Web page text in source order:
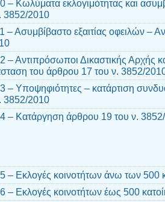
– Κωλύματα εκλογιμότητας και
3852/2010
– Ασυμβίβαστο εξαιτίας οφειλών –
– Αντιπρόσωποι Δικαστικής Αρχής
του άρθρου 17 του ν. 3852/
– Υποψηφιότητες – κατάρτιση
3852/2010
– Κατάργηση άρθρου 19 του ν.
– Εκλογές κοινοτήτων άνω των 500
– Εκλογές κοινοτήτων έως 500